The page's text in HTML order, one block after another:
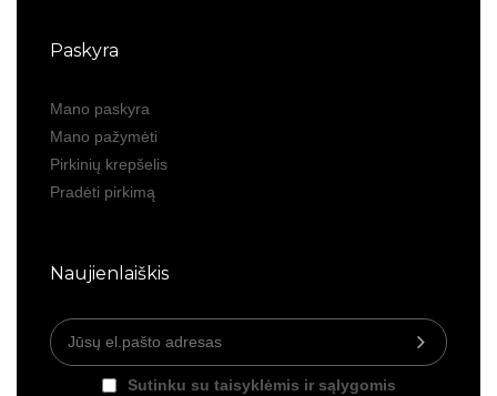
Paskyra
Mano paskyra
Mano pažymėti
Pirkinių krepšelis
Pradėti pirkimą
Naujienlaiškis
Sutinku su taisyklėmis ir sąlygomis